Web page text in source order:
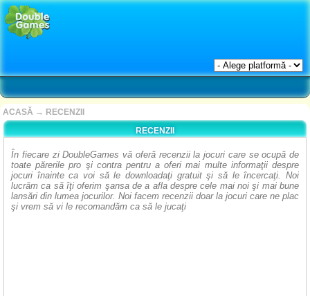
ACASĂ → RECENZII
RECENZII
În fiecare zi DoubleGames vă oferă recenzii la jocuri care se ocupă de
toate părerile pro şi contra pentru a oferi mai multe informaţii despre
jocuri înainte ca voi să le downloadaţi gratuit şi să le încercaţi. Noi
lucrăm ca să îţi oferim şansa de a afla despre cele mai noi şi mai bune
lansări din lumea jocurilor. Noi facem recenzii doar la jocuri care ne plac
şi vrem să vi le recomandăm ca să le jucaţi